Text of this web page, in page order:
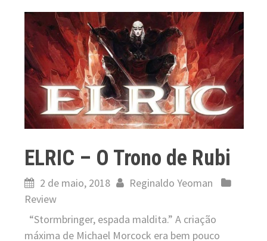
ELRIC – O Trono de Rubi
2 de maio, 2018
Reginaldo Yeoman
Review
“Stormbringer, espada maldita.” A criação
máxima de Michael Morcock era bem pouco